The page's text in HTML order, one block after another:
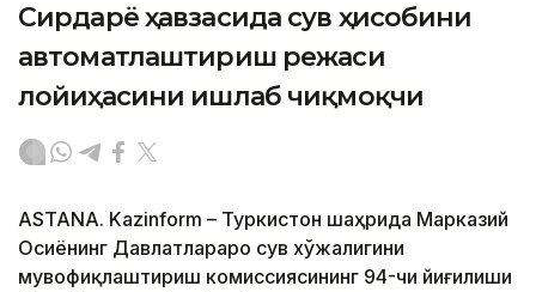
Сирдарё ҳавзасида сув ҳисобини
автоматлаштириш режаси
лойиҳасини ишлаб чиқмоқчи
ASTANA. Kazinform – Туркистон шаҳрида Марказий
Осиёнинг Давлатлараро сув хўжалигини
мувофиқлаштириш комиссиясининг 94-чи йиғилиши